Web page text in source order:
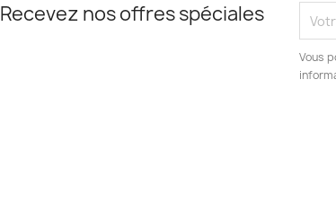
Recevez nos offres spéciales
Vous